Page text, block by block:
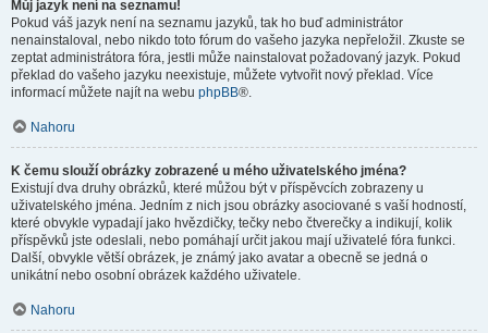
Můj jazyk není na seznamu!
Pokud váš jazyk není na seznamu jazyků, tak ho buď administrátor
nenainstaloval, nebo nikdo toto fórum do vašeho jazyka nepřeložil. Zkuste se
zeptat administrátora fóra, jestli může nainstalovat požadovaný jazyk. Pokud
překlad do vašeho jazyku neexistuje, můžete vytvořit nový překlad. Více
informací můžete najít na webu phpBB®.
Nahoru
K čemu slouží obrázky zobrazené u mého uživatelského jména?
Existují dva druhy obrázků, které můžou být v příspěvcích zobrazeny u
uživatelského jména. Jedním z nich jsou obrázky asociované s vaší hodností,
které obvykle vypadají jako hvězdičky, tečky nebo čtverečky a indikují, kolik
příspěvků jste odeslali, nebo pomáhají určit jakou mají uživatelé fóra funkci.
Další, obvykle větší obrázek, je známý jako avatar a obecně se jedná o
unikátní nebo osobní obrázek každého uživatele.
Nahoru